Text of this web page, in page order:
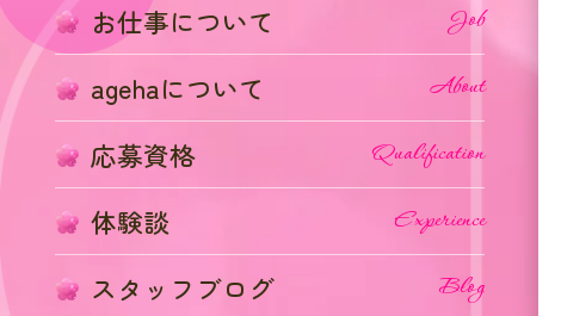
お仕事について Job
agehaについて About
応募資格 Qualification
体験談 Experience
スタッフブログ Blog